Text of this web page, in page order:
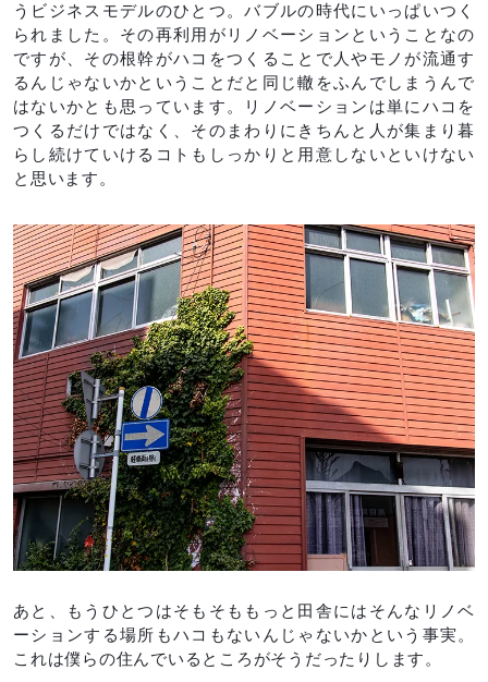
うビジネスモデルのひとつ。バブルの時代にいっぱいつく
られました。その再利用がリノベーションということなの
ですが、その根幹がハコをつくることで人やモノが流通す
るんじゃないかということだと同じ轍をふんでしまうんで
はないかとも思っています。リノベーションは単にハコを
つくるだけではなく、そのまわりにきちんと人が集まり暮
らし続けていけるコトもしっかりと用意しないといけない
と思います。
あと、もうひとつはそもそももっと田舎にはそんなリノベ
ーションする場所もハコもないんじゃないかという事実。
これは僕らの住んでいるところがそうだったりします。